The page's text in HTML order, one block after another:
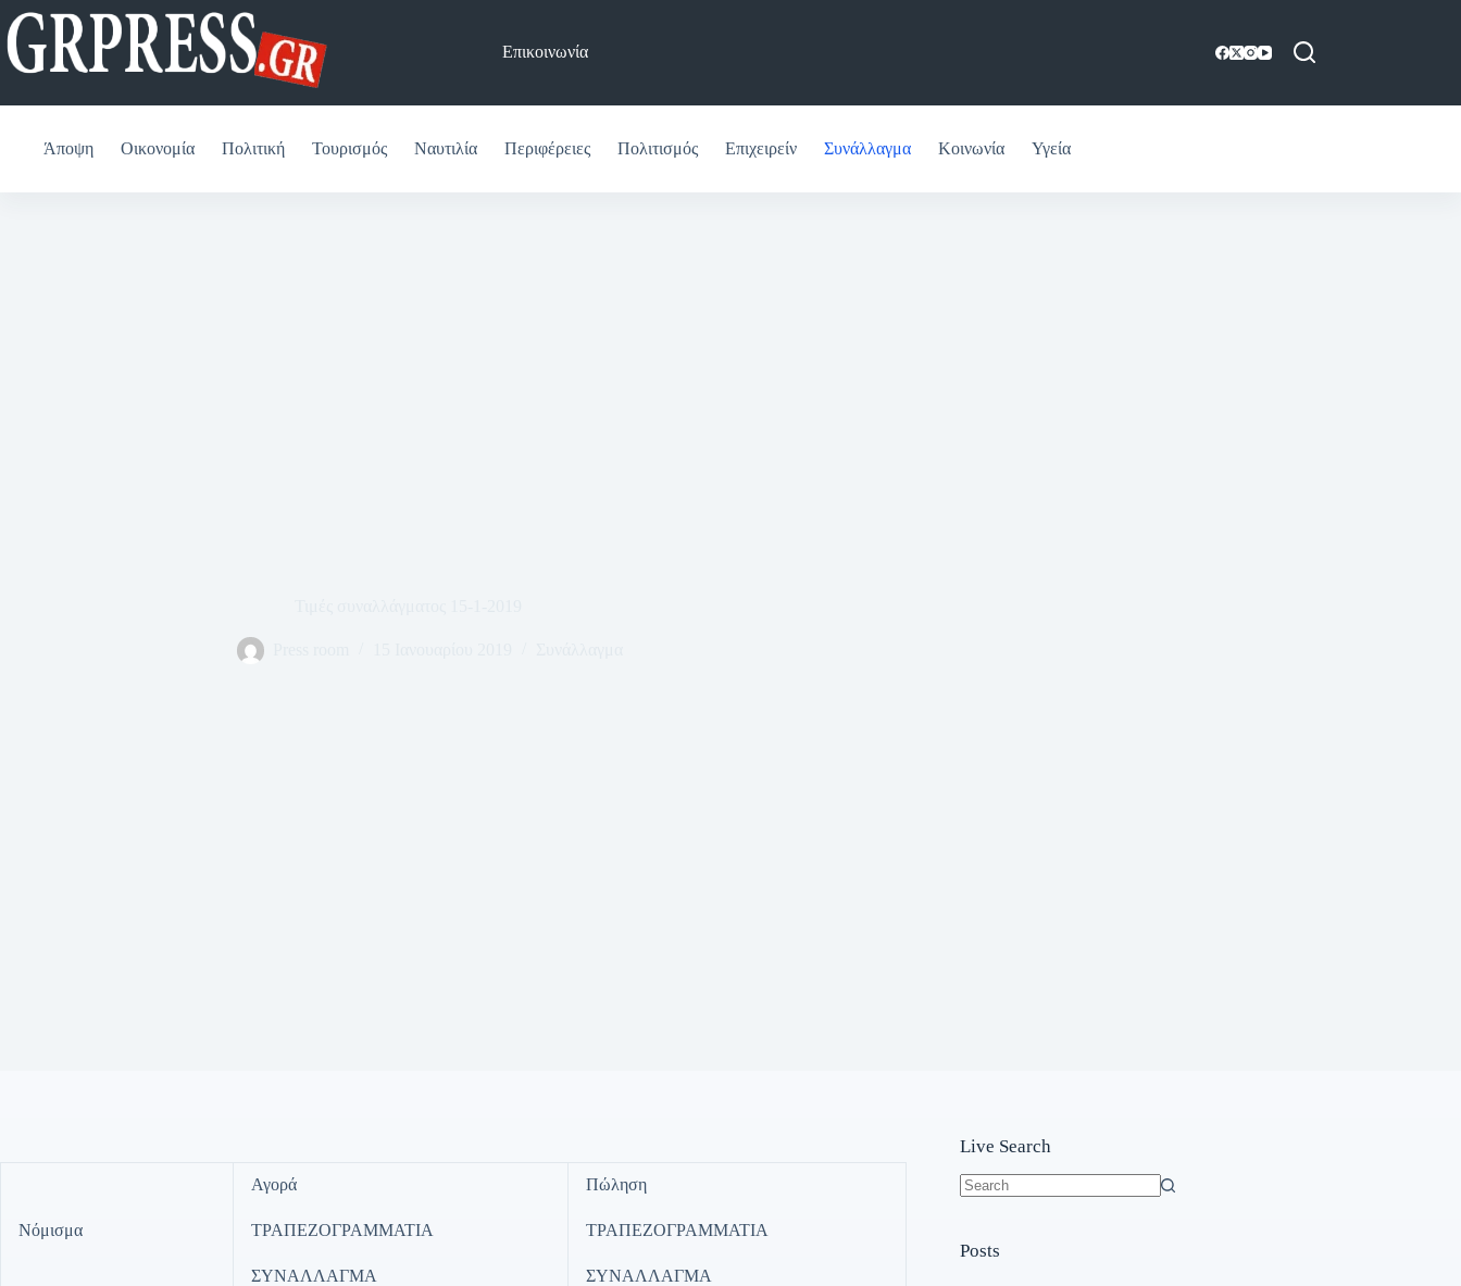
Μετάβαση
στο
περιεχόμενο
Επικοινωνία
Άποψη Οικονομία Πολιτική Τουρισμός Ναυτιλία Περιφέρειες Πολιτισμός Επιχειρείν Συνάλλαγμα Κοινωνία Υγεία
Νόμισμα
Αγορά
ΤΡΑΠΕΖΟΓΡΑΜΜΑΤΙΑ
ΣΥΝΑΛΛΑΓΜΑ
Πώληση
ΤΡΑΠΕΖΟΓΡΑΜΜΑΤΙΑ
ΣΥΝΑΛΛΑΓΜΑ
Live Search
Posts